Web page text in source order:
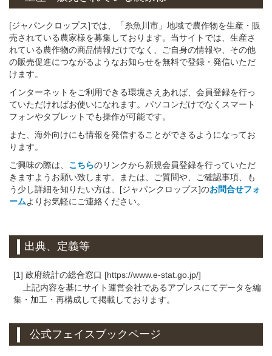
[ジャパンクロップス]では、「糸魚川市」地域で農作物を生産・販
売されている農家様を募集しております。当サイトでは、生産さ
れている農作物の商品情報だけでなく、ご自身の情報や、その他
の販売促進につながるようなお知らせを無料で登録・発信いただ
けます。
インターネットをご利用できる環境さえあれば、会員登録を行っ
ていただければお使いになれます。パソコンだけでなくスマート
フォンやタブレットでも操作が可能です。
また、海外向けにも情報を発信することができるようになってお
ります。
ご興味の際は、 こちらのリンクから新規会員登録を行っていただ
きますようお願い致します。または、ご質問や、ご確認事項、も
う少し詳細を知りたい方は、[ジャパンクロップス]のお問合せフォ
ームよりお気軽にご連絡ください。
出典、定義等
[1] 政府統計の総合窓口 [https://www.e-stat.go.jp/]
上記内容を基にサイト運営会社であるアプレスにてデータを編
集・加工・再構成して掲載しております。
公式フェイスブックページ